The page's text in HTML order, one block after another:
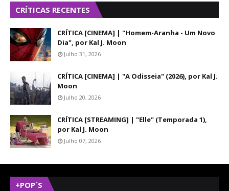
CRÍTICAS RECENTES
CRÍTICA [CINEMA] | "Homem-Aranha - Um Novo
Dia", por Kal J. Moon
Julho 31, 2026
CRÍTICA [CINEMA] | "A Odisseia" (2026), por Kal J.
Moon
Julho 20, 2026
CRÍTICA [STREAMING] | "Elle" (Temporada 1),
por Kal J. Moon
Julho 07, 2026
+POP´S